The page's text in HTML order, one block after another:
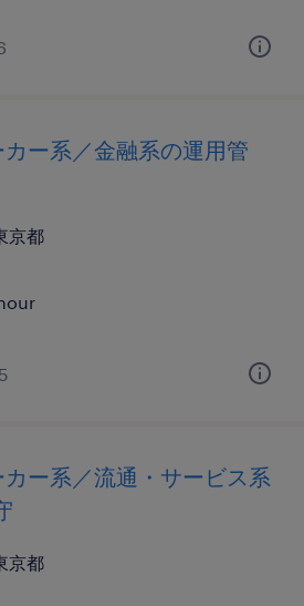
ー系／金融系の運用管
京都
ー系／流通・サービス系
京都